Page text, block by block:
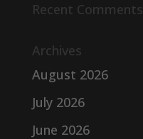
Recent Comments
Archives
August 2026
July 2026
June 2026